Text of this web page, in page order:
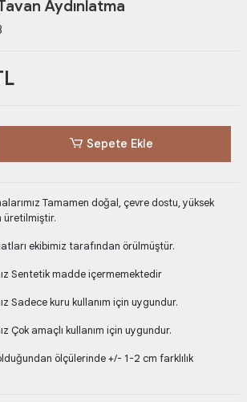
Aydınlatma
Sepete Ekle
Tamamen doğal, çevre dostu, yüksek
üretilmiştir.
ekibimiz tarafından örülmüştür.
Sentetik madde içermemektedir
Sadece kuru kullanım için uygundur.
Çok amaçlı kullanım için uygundur.
ölçülerinde +/- 1-2 cm farklılık